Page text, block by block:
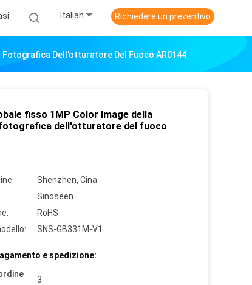
Italian Richiedere un preventivo
Fotografica Dell'otturatore Del Fuoco AR0144
fisso 1MP Color Image della
dell'otturatore del fuoco
Shenzhen, Cina
Sinoseen
RoHS
SNS-GB331M-V1
e spedizione:
3